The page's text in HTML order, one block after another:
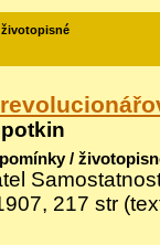
/
217 str